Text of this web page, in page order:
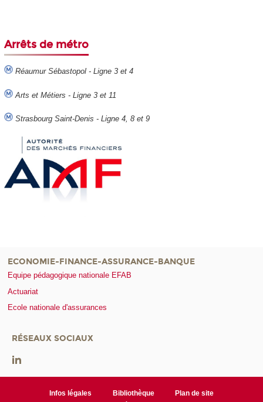
Arrêts de métro
Réaumur Sébastopol - Ligne 3 et 4
Arts et Métiers - Ligne 3 et 11
Strasbourg Saint-Denis - Ligne 4, 8 et 9
ECONOMIE-FINANCE-ASSURANCE-BANQUE
Equipe pédagogique nationale EFAB
Actuariat
Ecole nationale d'assurances
RÉSEAUX SOCIAUX
Infos légales Bibliothèque
Plan de site